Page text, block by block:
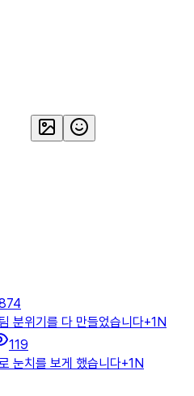
분위기를 다 만들었습니다+1 N
119
눈치를 보게 했습니다+1 N